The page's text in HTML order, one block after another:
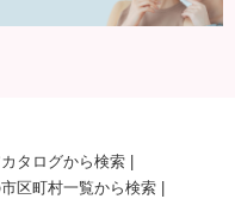
タログから検索
区町村一覧から検索